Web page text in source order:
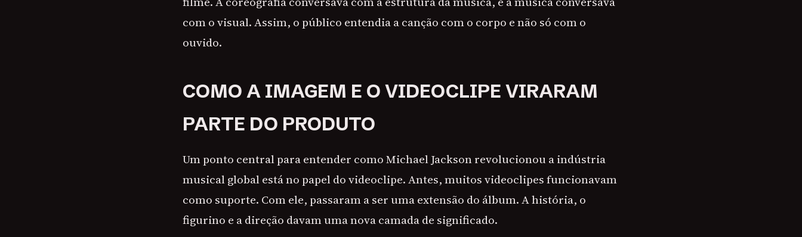
com o visual. Assim, o público entendia a canção com o corpo e não só com o
ouvido.
COMO A IMAGEM E O VIDEOCLIPE VIRARAM
PARTE DO PRODUTO
Um ponto central para entender como Michael Jackson revolucionou a indústria
musical global está no papel do videoclipe. Antes, muitos videoclipes funcionavam
como suporte. Com ele, passaram a ser uma extensão do álbum. A história, o
figurino e a direção davam uma nova camada de significado.